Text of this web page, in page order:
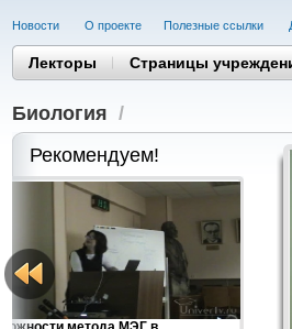
Новости О проекте Полезные cсылки
Лекторы Страницы
Биология /
Рекомендуем!